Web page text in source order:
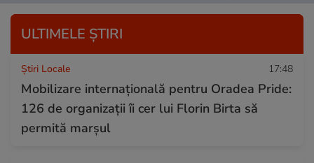
ULTIMELE ȘTIRI
Știri Locale 17:48
Mobilizare internațională pentru Oradea Pride:
126 de organizații îi cer lui Florin Birta să
permită marșul